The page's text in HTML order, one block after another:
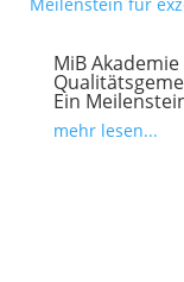
MiB
Ein
mehr lesen...